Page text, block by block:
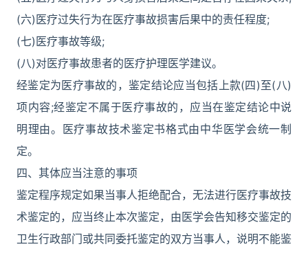
(六)医疗过失行为在医疗事故损害后果中的责任程度;
(七)医疗事故等级;
(八)对医疗事故患者的医疗护理医学建议。
经鉴定为医疗事故的，鉴定结论应当包括上款(四)至(八)
项内容;经鉴定不属于医疗事故的，应当在鉴定结论中说
明理由。医疗事故技术鉴定书格式由中华医学会统一制
定。
四、其体应当注意的事项
鉴定程序规定如果当事人拒绝配合，无法进行医疗事故技
术鉴定的，应当终止本次鉴定，由医学会告知移交鉴定的
卫生行政部门或共同委托鉴定的双方当事人，说明不能鉴